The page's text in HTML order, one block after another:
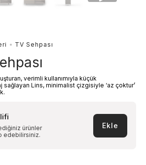
TV Sehpası
verimli kullanımıyla küçük
Lins, minimalist çizgisiyle ‘az çoktur’
ürünler
edebilirsiniz.
Ekle